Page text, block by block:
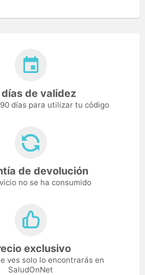
de validez
días para utilizar tu código
de devolución
no se ha consumido
exclusivo
ves solo lo encontrarás en
SaludOnNet